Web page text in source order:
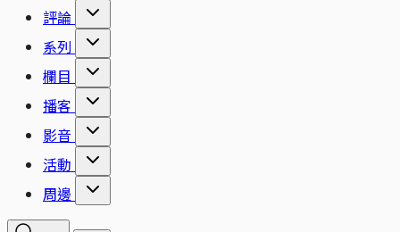
評論
系列
欄目
播客
影音
活動
周邊